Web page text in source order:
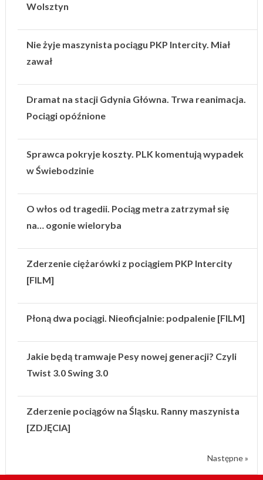
Wolsztyn
Nie żyje maszynista pociągu PKP Intercity. Miał
zawał
Dramat na stacji Gdynia Główna. Trwa reanimacja.
Pociągi opóźnione
Sprawca pokryje koszty. PLK komentują wypadek
w Świebodzinie
O włos od tragedii. Pociąg metra zatrzymał się
na… ogonie wieloryba
Zderzenie ciężarówki z pociągiem PKP Intercity
[FILM]
Płoną dwa pociągi. Nieoficjalnie: podpalenie [FILM]
Jakie będą tramwaje Pesy nowej generacji? Czyli
Twist 3.0 Swing 3.0
Zderzenie pociągów na Śląsku. Ranny maszynista
[ZDJĘCIA]
Następne »